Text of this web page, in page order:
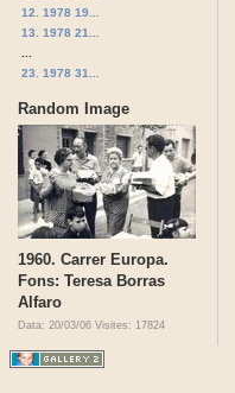
12. 1978 19...
13. 1978 21...
23. 1978 31...
Random Image
1960. Carrer Europa.
Fons: Teresa Borras
Alfaro
Data: 20/03/06 Visites: 17824